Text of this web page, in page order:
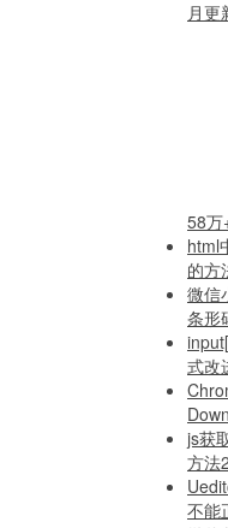
月更
58万
html
的方
微信
条形
式改
js获
方法
不能